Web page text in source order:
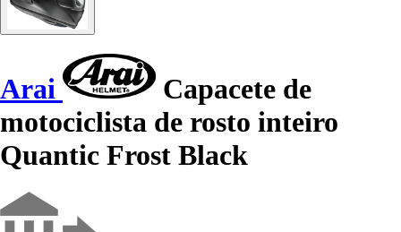
Arai
Capacete de
motociclista de rosto inteiro
Quantic Frost Black